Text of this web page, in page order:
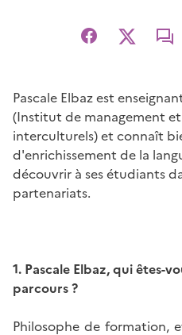
Facebook
X email
Pascale Elbaz est
(Institut de management
interculturels) et connaît
d'enrichissement de la
découvrir à ses étudiants
partenariats.
1. Pascale Elbaz, qui êtes-
parcours ?
Philosophe de formation,